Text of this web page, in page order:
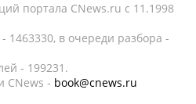
портала CNews.ru c 11.1998
в очереди разбора -
- 199231.
CNews - book@cnews.ru